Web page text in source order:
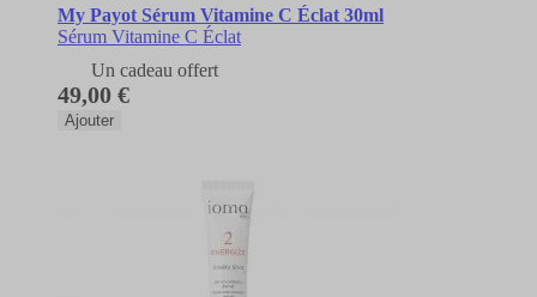
My Payot Sérum Vitamine C Éclat 30ml
Sérum Vitamine C Éclat
Un cadeau offert
49,00 €
Ajouter